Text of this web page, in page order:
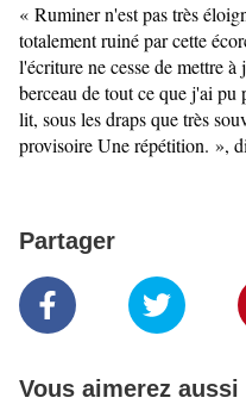
« Ruminer n'est pas très
totalement ruiné par cette
l'écriture ne cesse de mettre
berceau de tout ce que j'ai pu
lit, sous les draps que très
provisoire Une répétition. »,
Partager
Vous aimerez aussi